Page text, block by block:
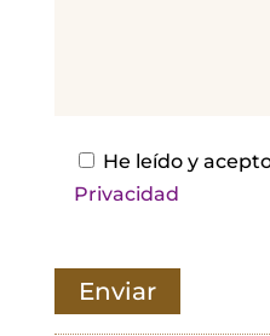
m
He leído y
Privacidad